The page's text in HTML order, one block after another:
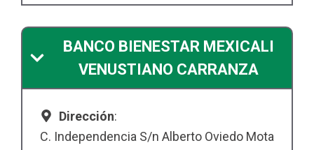
BANCO BIENESTAR MEXICALI
VENUSTIANO CARRANZA
Dirección:
C. Independencia S/n Alberto Oviedo Mota